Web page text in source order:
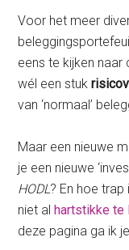
Voor het meer
eens te kijken naar
wél een stuk
van ‘normaal’
Maar een nieuwe
je een nieuwe
HODL ? En hoe trap
niet alhartstikke te
deze pagina ga ik